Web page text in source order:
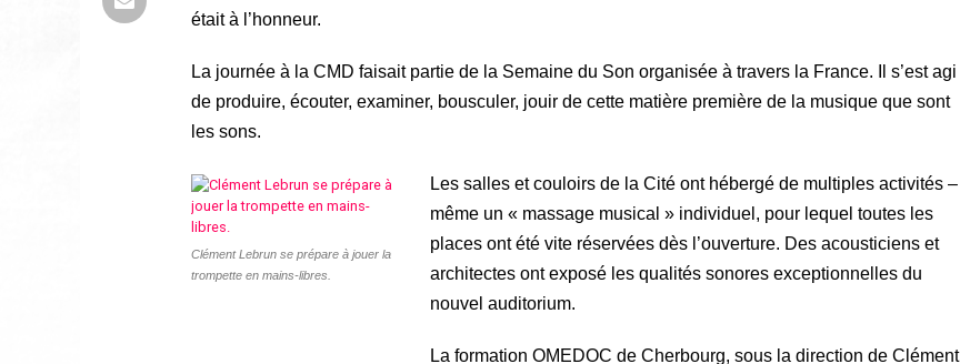
était à l’honneur.
La journée à la CMD faisait partie de la Semaine du Son organisée à travers la France. Il s’est agi
de produire, écouter, examiner, bousculer, jouir de cette matière première de la musique que sont
les sons.
Clément Lebrun se prépare à jouer la
trompette en mains-libres.
Les salles et couloirs de la Cité ont hébergé de multiples activités –
même un « massage musical » individuel, pour lequel toutes les
places ont été vite réservées dès l’ouverture. Des acousticiens et
architectes ont exposé les qualités sonores exceptionnelles du
nouvel auditorium.
La formation OMEDOC de Cherbourg, sous la direction de Clément